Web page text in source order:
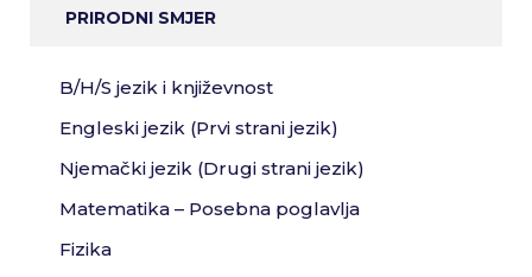
PRIRODNI SMJER
B/H/S jezik i književnost
Engleski jezik (Prvi strani jezik)
Njemački jezik (Drugi strani jezik)
Matematika – Posebna poglavlja
Fizika